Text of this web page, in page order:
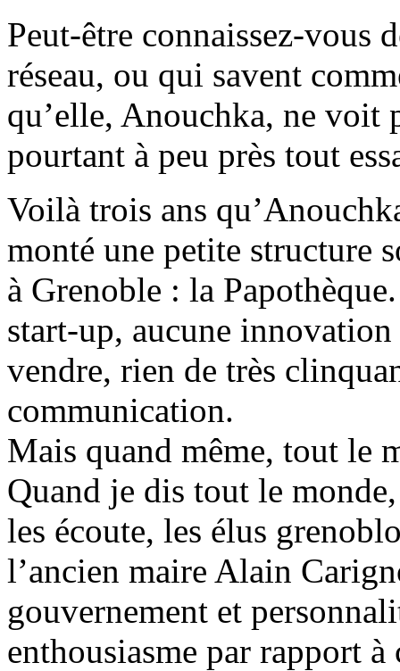
Peut-être connaissez-vous
réseau, ou qui savent
qu’elle, Anouchka, ne voit
pourtant à peu près tout
Voilà trois ans
monté une petite structure
à Grenoble : la
start-up, aucune
vendre, rien de très
communication.
Mais quand même, tout le
Quand je dis tout le
les écoute, les élus
l’ancien maire Alain
gouvernement et
enthousiasme par rapport à